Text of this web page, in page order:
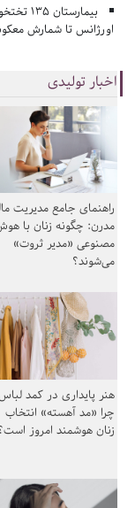
اورژانس تا شمارش
اخبار تولیدی
راهنمای جامع مدیریت
مدرن: چگونه زنان با
مصنوعی «مدیر ثروت»
می‌شوند؟
هنر پایداری در کمد
چرا «مد آهسته» انتخاب
زنان هوشمند امروز